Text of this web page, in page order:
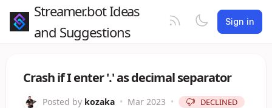
Streamer.bot Ideas
and Suggestions
Sign in
Crash if I enter '.' as decimal separator
Posted by kozaka • Mar 2023 • DECLINED